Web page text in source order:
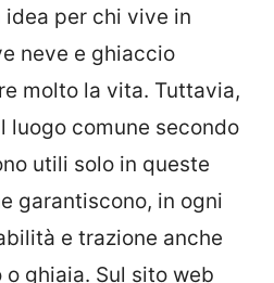
idea per chi vive in
neve e ghiaccio
molto la vita. Tuttavia,
luogo comune secondo
utili solo in queste
garantiscono, in ogni
e trazione anche
ghiaia. Sul sito web